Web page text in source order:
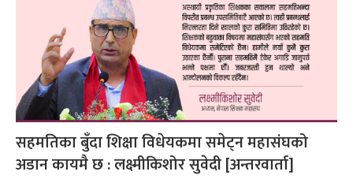
सहमतिका बुँदा शिक्षा विधेयकमा समेट्न महासंघको
अडान कायमै छ : लक्ष्मीकिशोर सुवेदी [अन्तरवार्ता]